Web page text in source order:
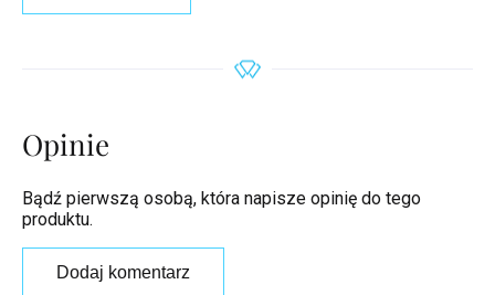
Opinie
Bądź pierwszą osobą, która napisze opinię do tego
produktu.
Dodaj komentarz